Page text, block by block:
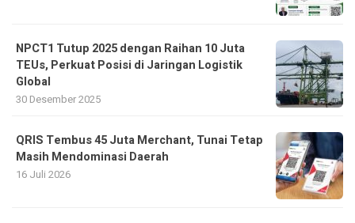
NPCT1 Tutup 2025 dengan Raihan 10 Juta
TEUs, Perkuat Posisi di Jaringan Logistik
Global
30 Desember 2025
QRIS Tembus 45 Juta Merchant, Tunai Tetap
Masih Mendominasi Daerah
16 Juli 2026